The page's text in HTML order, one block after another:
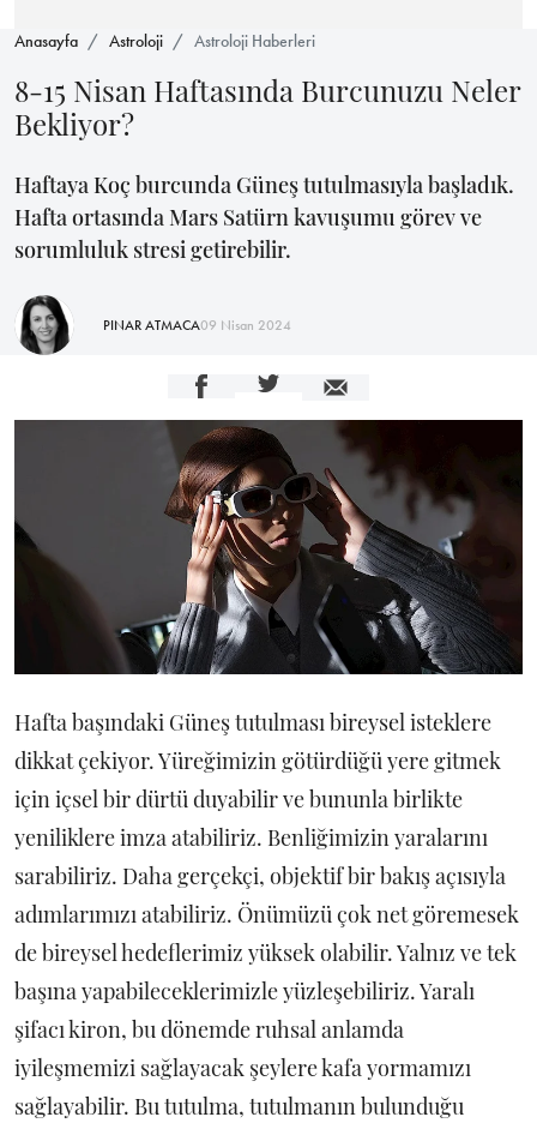
Anasayfa Astroloji Astroloji Haberleri
8-15 Nisan Haftasında Burcunuzu Neler
Bekliyor?
Haftaya Koç burcunda Güneş tutulmasıyla başladık.
Hafta ortasında Mars Satürn kavuşumu görev ve
sorumluluk stresi getirebilir.
PINAR ATMACA09 Nisan 2024
Hafta başındaki Güneş tutulması bireysel isteklere
dikkat çekiyor. Yüreğimizin götürdüğü yere gitmek
için içsel bir dürtü duyabilir ve bununla birlikte
yeniliklere imza atabiliriz. Benliğimizin yaralarını
sarabiliriz. Daha gerçekçi, objektif bir bakış açısıyla
adımlarımızı atabiliriz. Önümüzü çok net göremesek
de bireysel hedeflerimiz yüksek olabilir. Yalnız ve tek
başına yapabileceklerimizle yüzleşebiliriz. Yaralı
şifacı kiron, bu dönemde ruhsal anlamda
iyileşmemizi sağlayacak şeylere kafa yormamızı
sağlayabilir. Bu tutulma, tutulmanın bulunduğu